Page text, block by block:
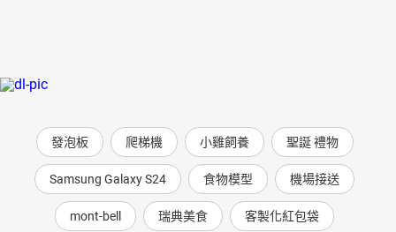
發泡板 爬梯機 小雞飼養 聖誕 禮物
Samsung Galaxy S24 食物模型 機場接送
mont-bell 瑞典美食 客製化紅包袋